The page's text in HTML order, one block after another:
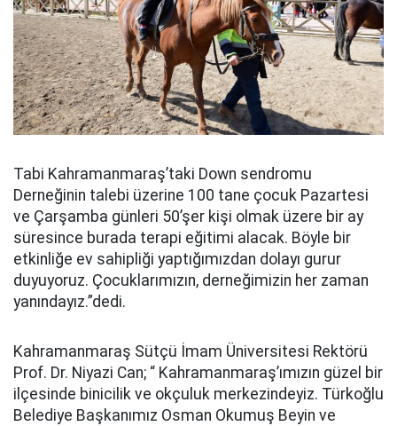
Tabi Kahramanmaraş’taki Down sendromu
Derneğinin talebi üzerine 100 tane çocuk Pazartesi
ve Çarşamba günleri 50’şer kişi olmak üzere bir ay
süresince burada terapi eğitimi alacak. Böyle bir
etkinliğe ev sahipliği yaptığımızdan dolayı gurur
duyuyoruz. Çocuklarımızın, derneğimizin her zaman
yanındayız.”dedi.
Kahramanmaraş Sütçü İmam Üniversitesi Rektörü
Prof. Dr. Niyazi Can; “ Kahramanmaraş’ımızın güzel bir
ilçesinde binicilik ve okçuluk merkezindeyiz. Türkoğlu
Belediye Başkanımız Osman Okumuş Beyin ve